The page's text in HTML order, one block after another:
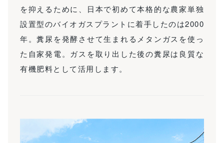
を抑えるために、日本で初めて本格的な農家単独
設置型のバイオガスプラントに着手したのは2000
年。糞尿を発酵させて生まれるメタンガスを使っ
た自家発電。ガスを取り出した後の糞尿は良質な
有機肥料として活用します。